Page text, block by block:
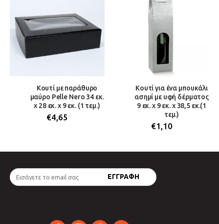
Κουτί με παράθυρο
μαύρο Pelle Nero 34 εκ.
x 28 εκ. x 9 εκ. (1 τεμ.)
€4,65
Κουτί για ένα μπουκάλι
ασημί με υφή δέρματος
9 εκ. x 9 εκ. x 38,5 εκ.(1
τεμ.)
€1,10